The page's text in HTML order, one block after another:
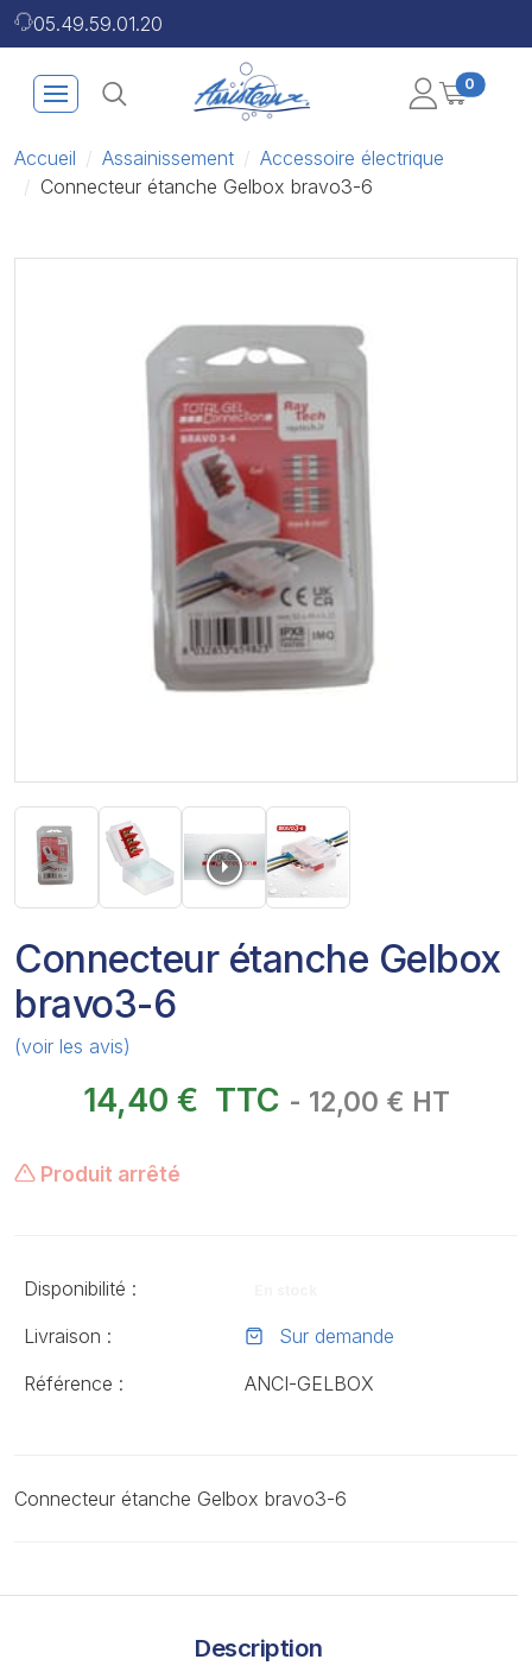
05.49.59.01.20
0
Accueil Assainissement
Accessoire électrique
Connecteur étanche Gelbox bravo3-6
Connecteur étanche Gelbox
bravo3-6
(voir les avis)
14,40 € TTC - 12,00 € HT
Produit arrêté
Disponibilité :
Livraison :
Sur demande
Référence :
ANCI-GELBOX
Connecteur étanche Gelbox bravo3-6
Description